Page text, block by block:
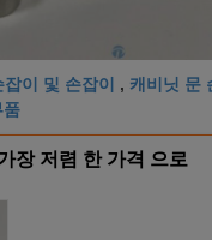
이 및 손잡이 , 캐비닛 문
장 저렴 한 가격 으로